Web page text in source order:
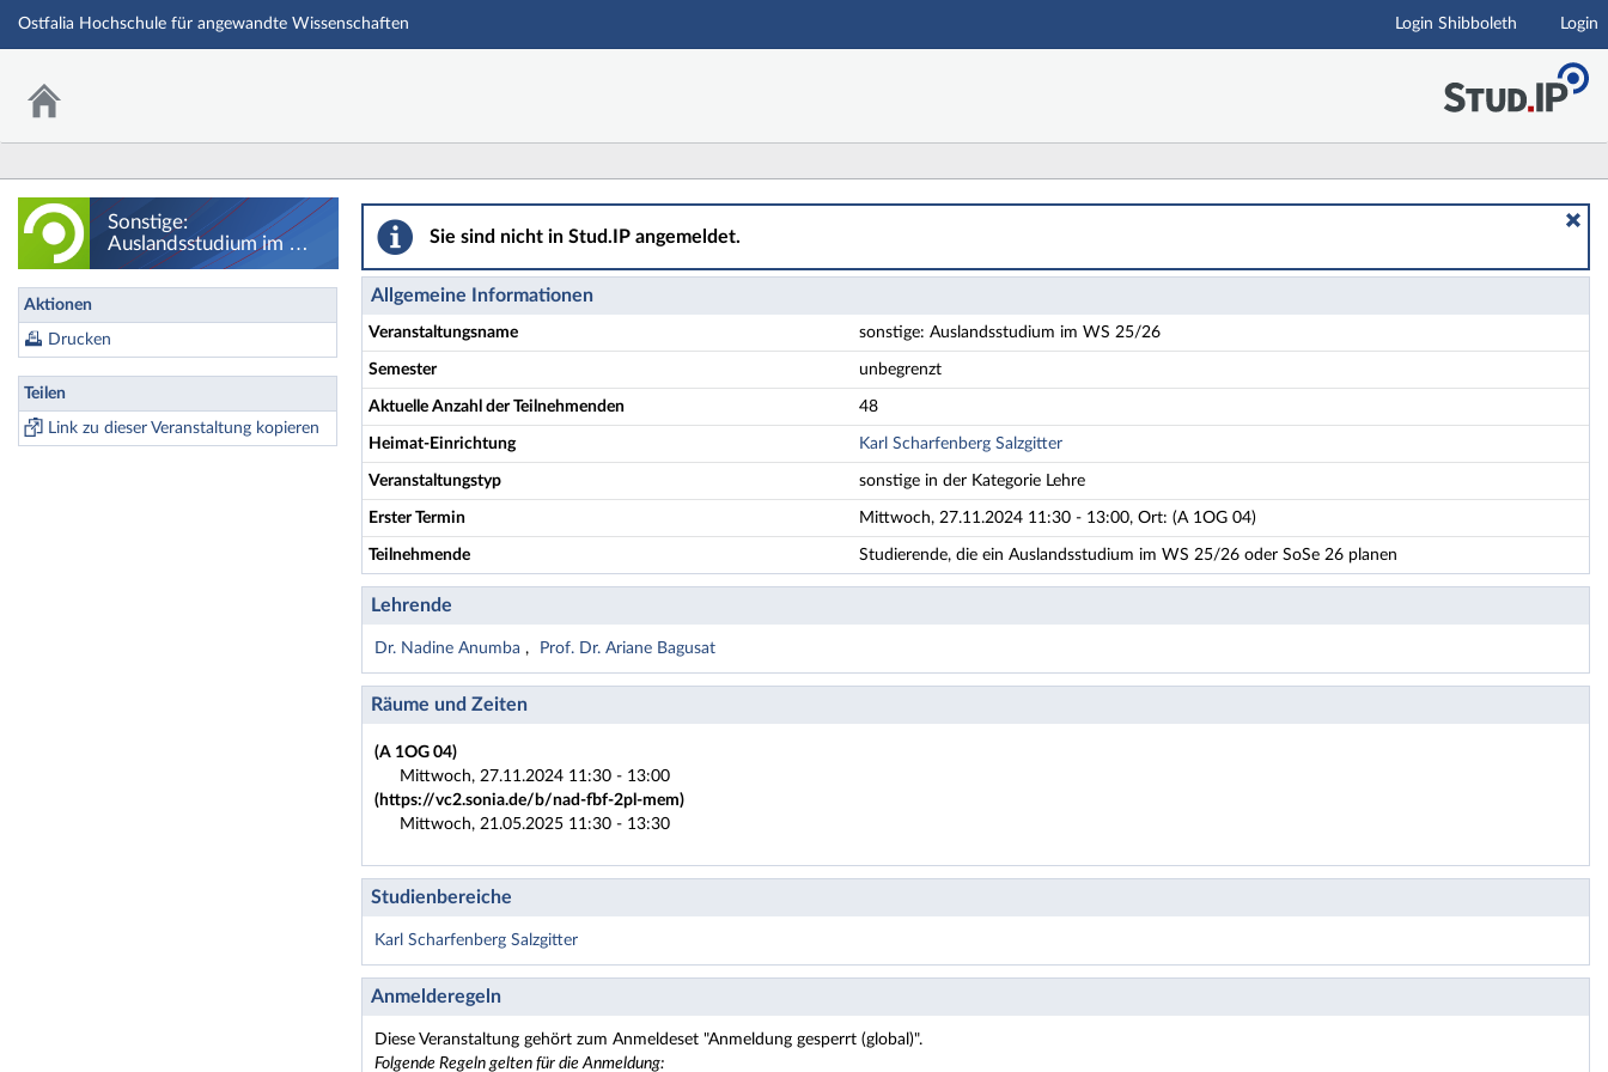
Hauptnavigation
Ostfalia Hochschule für angewandte Wissenschaften Login Shibboleth Login
Sonstige:
Auslandsstudium im WS
25/26 - Details
Aktionen
Drucken
Teilen
Link zu dieser Veranstaltung kopieren
sonstige: Auslandsstudium im WS 25/26 - Details
Sie sind nicht in Stud.IP angemeldet.
Allgemeine Informationen
Veranstaltungsname sonstige: Auslandsstudium im WS 25/26
Semester unbegrenzt
Aktuelle Anzahl der Teilnehmenden 48
Heimat-Einrichtung Karl Scharfenberg Salzgitter
Veranstaltungstyp sonstige in der Kategorie Lehre
Erster Termin Mittwoch, 27.11.2024 11:30 - 13:00, Ort: (A 1OG 04)
Teilnehmende Studierende, die ein Auslandsstudium im WS 25/26 oder SoSe 26 planen
Lehrende
Dr. Nadine Anumba Prof. Dr. Ariane Bagusat
Räume und Zeiten
(A 1OG 04)
Mittwoch, 27.11.2024 11:30 - 13:00
(https://vc2.sonia.de/b/nad-fbf-2pl-mem)
Mittwoch, 21.05.2025 11:30 - 13:30
Studienbereiche
Karl Scharfenberg Salzgitter
Anmelderegeln
Diese Veranstaltung gehört zum Anmeldeset "Anmeldung gesperrt (global)".
Folgende Regeln gelten für die Anmeldung: